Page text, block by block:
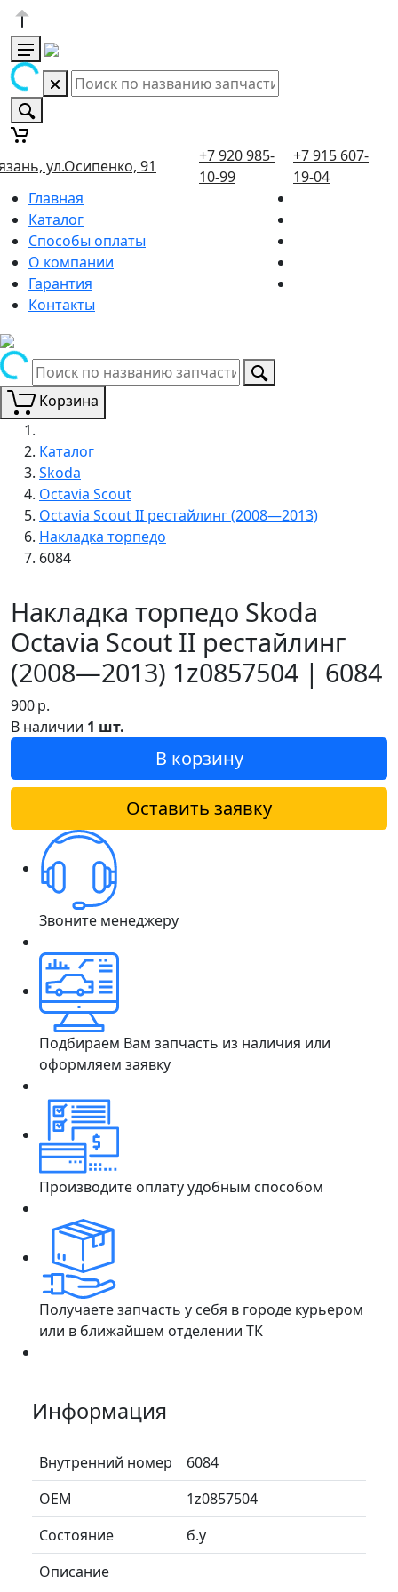
ул.Осипенко, 91
+7 920 985-
10-99
+7 915 607-
19-04
Главная
Каталог
Способы оплаты
О компании
Гарантия
Контакты
Корзина
Каталог
Skoda
Octavia Scout
Octavia Scout II рестайлинг (2008—2013)
Накладка торпедо
6084
Накладка торпедо Skoda
Octavia Scout II рестайлинг
(2008—2013) 1z0857504 | 6084
900р.
В наличии 1 шт.
В корзину
Оставить заявку
Звоните менеджеру
Подбираем Вам запчасть из наличия или
оформляем заявку
Производите оплату удобным способом
Получаете запчасть у себя в городе курьером
или в ближайшем отделении ТК
Информация
Внутренний номер
6084
ОЕМ
1z0857504
Состояние
б.у
Описание